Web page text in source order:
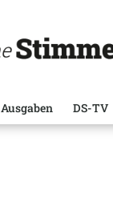
Ausgaben DS-TV